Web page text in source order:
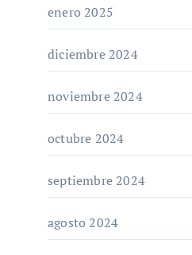
enero 2025
diciembre 2024
noviembre 2024
octubre 2024
septiembre 2024
agosto 2024